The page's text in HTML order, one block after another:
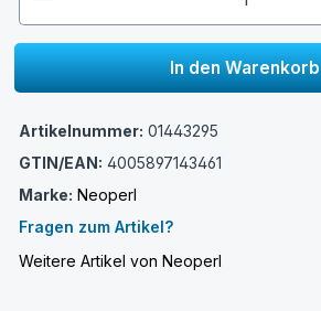
In den Warenkorb
Artikelnummer: 01443295
GTIN/EAN: 4005897143461
Marke: Neoperl
Fragen zum Artikel?
Weitere Artikel von Neoperl